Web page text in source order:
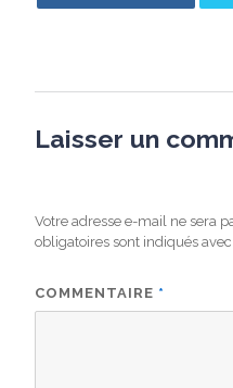
Laisser un
Votre adresse e-mail ne sera
obligatoires sont indiqués avec
COMMENTAIRE *